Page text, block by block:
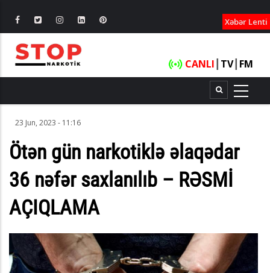
Xəbər Lenti
CANLI TV┃ FM
23 Jun, 2023 - 11:16
Ötən gün narkotiklə əlaqədar
36 nəfər saxlanılıb – RƏSMİ
AÇIQLAMA